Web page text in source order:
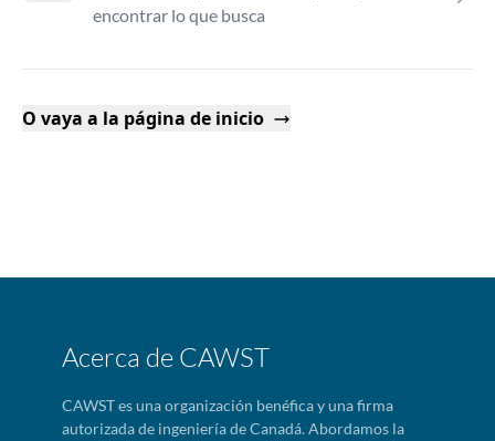
encontrar lo que busca
O vaya a la página de inicio
Acerca de CAWST
CAWST es una organización benéfica y una firma
autorizada de ingeniería de Canadá. Abordamos la